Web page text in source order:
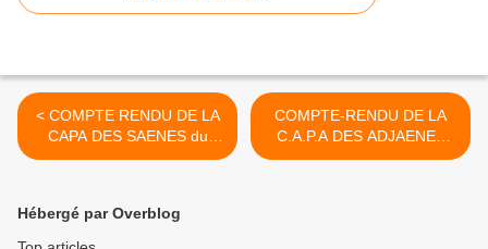
< COMPTE RENDU DE LA
CAPA DES SAENES du
24/11/2015
COMPTE-RENDU DE LA
C.A.P.A DES ADJAENES
DU 23/11/2015 >
Hébergé par Overblog